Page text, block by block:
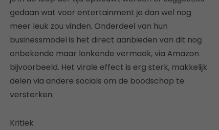
gedaan wat voor entertainment je dan wel nog
meer leuk zou vinden. Onderdeel van hun
businessmodel is het direct aanbieden van dit nog
onbekende maar lonkende vermaak, via Amazon
bijvoorbeeld. Het virale effect is erg sterk, makkelijk
delen via andere socials om de boodschap te
versterken.
Kritiek